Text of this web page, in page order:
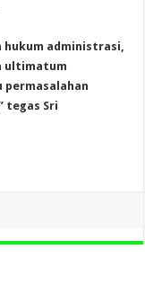
hukum administrasi,
ultimatum
permasalahan
tegas Sri